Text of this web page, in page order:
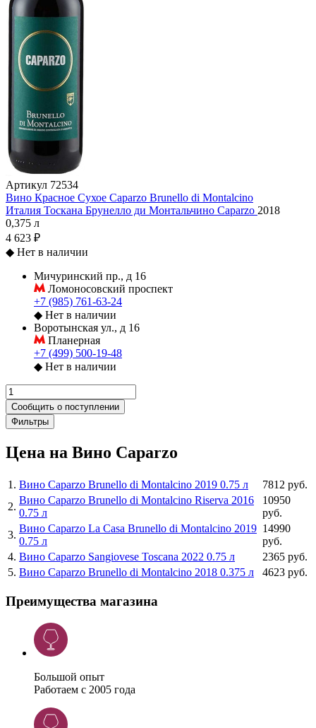
Артикул 72534
Вино Красное Сухое Caparzo Brunello di Montalcino
Италия Тоскана Брунелло ди Монтальчино Caparzo 2018
0,375 л
4 623 ₽
◆ Нет в наличии
Мичуринский пр., д 16
Ломоносовский проспект
+7 (985) 761-63-24
◆ Нет в наличии
Воротынская ул., д 16
Планерная
+7 (499) 500-19-48
◆ Нет в наличии
Сообщить о поступлении
Фильтры
Цена на Вино Caparzo
1 . Вино Caparzo Brunello di Montalcino 2019 0.75 л
7812 руб.
2.
Вино Caparzo Brunello di Montalcino Riserva 2016
0.75 л
10950
руб.
3.
Вино Caparzo La Casa Brunello di Montalcino 2019
0.75 л
14990
руб.
4. Вино Caparzo Sangiovese Toscana 2022 0.75 л
2365 руб.
5. Вино Caparzo Brunello di Montalcino 2018 0.375 л 4623 руб.
Преимущества магазина
Большой опыт
Работаем с 2005 года